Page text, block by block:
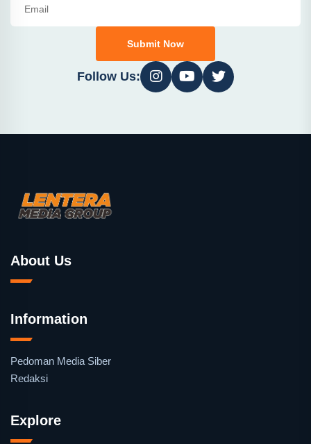
Submit Now
Follow Us:
About Us
Information
Pedoman Media Siber
Redaksi
Explore